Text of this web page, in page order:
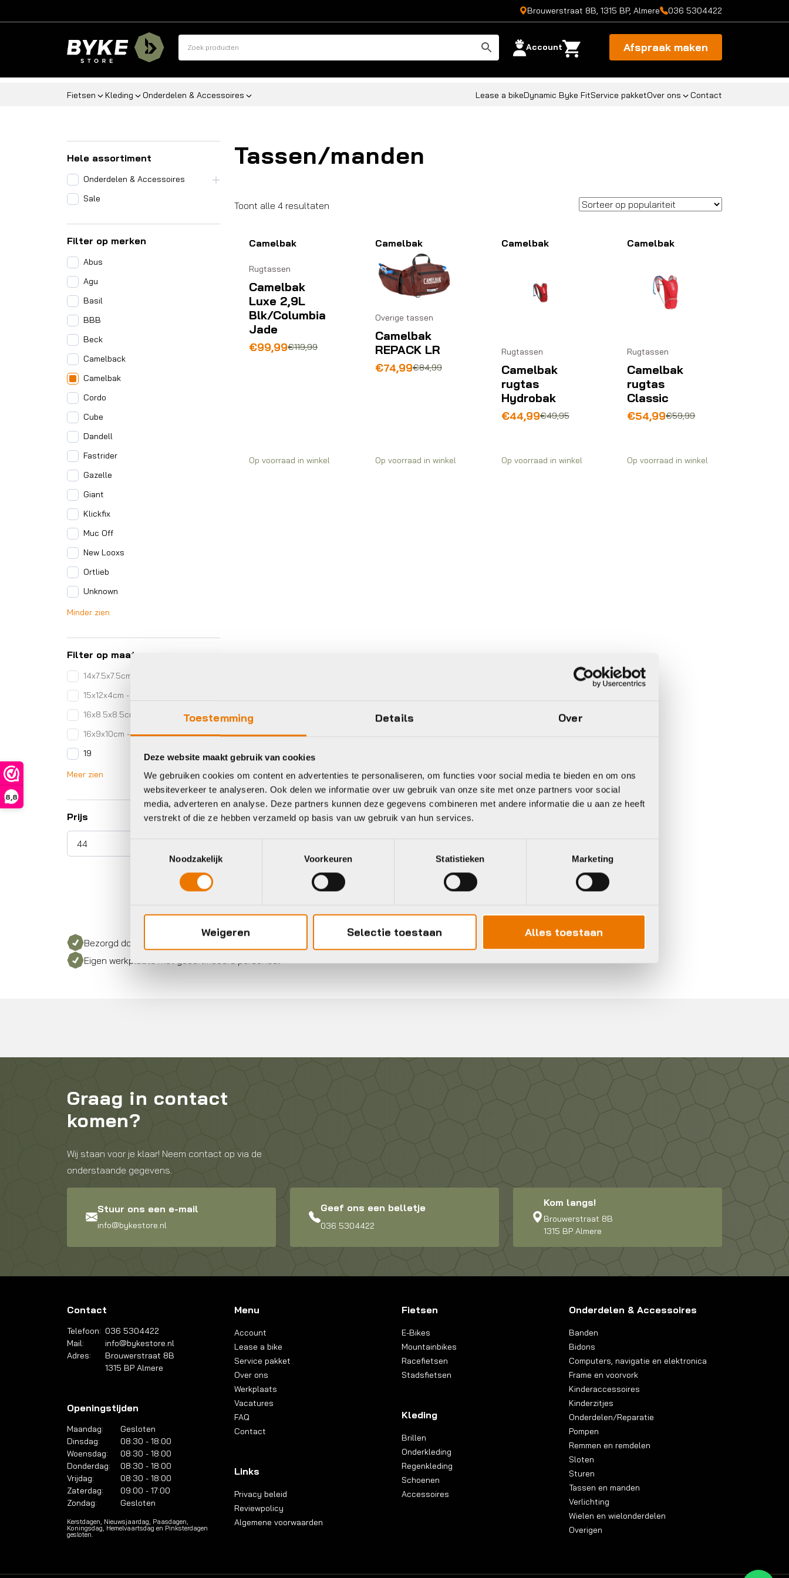
Toestemming Details Over
Deze website maakt gebruik van cookies
We gebruiken cookies om content en advertenties te personaliseren, om functies voor social media te bieden en om ons
websiteverkeer te analyseren. Ook delen we informatie over uw gebruik van onze site met onze partners voor social
media, adverteren en analyse. Deze partners kunnen deze gegevens combineren met andere informatie die u aan ze heeft
verstrekt of die ze hebben verzameld op basis van uw gebruik van hun services.
Noodzakelijk
Voorkeuren Statistieken Marketing
Weigeren Selectie toestaan Alles toestaan
8,8
Brouwerstraat 8B, 1315 BP, Almere 036 5304422
Account Afspraak maken
Fietsen Kleding Onderdelen & Accessoires Lease a bikeDynamic Byke FitService pakketOver ons Contact
Hele assortiment
Onderdelen & Accessoires
Sale
Filter op merken
Abus
Agu
Basil
BBB
Beck
Camelback
Camelbak
Cordo
Cube
Dandell
Fastrider
Gazelle
Giant
Klickfix
Muc Off
New Looxs
Ortlieb
Unknown
Minder zien
Filter op maat
14x7.5x7.5cm - 0.36L
15x12x4cm - 0.72L
16x8.5x8.5cm -0.52L
16x9x10cm - 0.69L
19
Meer zien
Prijs
Tassen/manden
Toont alle 4 resultaten
populariteit
Camelbak
Rugtassen
Camelbak
Luxe 2,9L
Blk/Columbia
Jade
€119,99
Oorspronkelijke
€99,99
Huidige
Op voorraad in winkel
Camelbak
Overige tassen
Camelbak
REPACK LR
€84,99
Oorspronkelijke
€74,99
Huidige
Op voorraad in winkel
Camelbak
Rugtassen
Camelbak
rugtas
Hydrobak
€49,95
Oorspronkelijke
€44,99
Huidige
Op voorraad in winkel
Camelbak
Rugtassen
Camelbak
rugtas
Classic
€59,99
Oorspronkelijke
€54,99
Huidige
Op voorraad in winkel
Bezorgd door heel Nederland
Eigen werkplaats met gecertificeerd personeel
Graag in contact
komen?
Wij staan voor je klaar! Neem contact op via de
onderstaande gegevens.
Stuur ons een e-mail
info@bykestore.nl
Geef ons een belletje
036 5304422
Kom langs!
Brouwerstraat 8B
1315 BP Almere
Contact
Telefoon: 036 5304422
Mail:
info@bykestore.nl
Adres:
Brouwerstraat 8B
1315 BP Almere
Openingstijden
Maandag:
Gesloten
Dinsdag:
08:30 - 18:00
Woensdag:
08:30 - 18:00
Donderdag:
08:30 - 18:00
Vrijdag:
08:30 - 18:00
Zaterdag:
09:00 - 17:00
Zondag:
Gesloten
Kerstdagen, Nieuwsjaardag, Paasdagen,
Koningsdag, Hemelvaartsdag en Pinksterdagen
gesloten.
Menu
Account
Lease a bike
Service pakket
Over ons
Werkplaats
Vacatures
FAQ
Contact
Links
Privacy beleid
Reviewpolicy
Algemene voorwaarden
Fietsen
E-Bikes
Mountainbikes
Racefietsen
Stadsfietsen
Kleding
Brillen
Onderkleding
Regenkleding
Schoenen
Accessoires
Onderdelen & Accessoires
Banden
Bidons
Computers, navigatie en elektronica
Frame en voorvork
Kinderaccessoires
Kinderzitjes
Onderdelen/Reparatie
Pompen
Remmen en remdelen
Sloten
Sturen
Tassen en manden
Verlichting
Wielen en wielonderdelen
Overigen